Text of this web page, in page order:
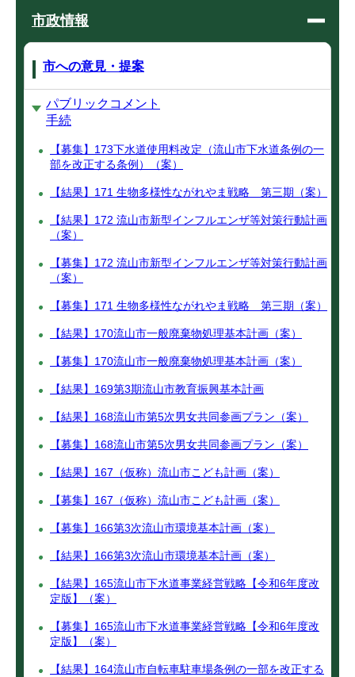
市政情報
市への意見・提案
パブリックコメント
手続
【募集】173下水道使用料改定（流山市下水道条例の一
部を改正する条例）（案）
【結果】171 生物多様性ながれやま戦略 第三期（案）
【結果】172 流山市新型インフルエンザ等対策行動計画
（案）
【募集】172 流山市新型インフルエンザ等対策行動計画
（案）
【募集】171 生物多様性ながれやま戦略 第三期（案）
【結果】170流山市一般廃棄物処理基本計画（案）
【募集】170流山市一般廃棄物処理基本計画（案）
【結果】169第3期流山市教育振興基本計画
【結果】168流山市第5次男女共同参画プラン（案）
【募集】168流山市第5次男女共同参画プラン（案）
【結果】167（仮称）流山市こども計画（案）
【募集】167（仮称）流山市こども計画（案）
【募集】166第3次流山市環境基本計画（案）
【結果】166第3次流山市環境基本計画（案）
【結果】165流山市下水道事業経営戦略【令和6年度改
定版】（案）
【募集】165流山市下水道事業経営戦略【令和6年度改
定版】（案）
【結果】164流山市自転車駐車場条例の一部を改正する